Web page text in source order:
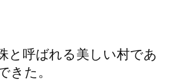
と呼ばれる美しい村であ
た。